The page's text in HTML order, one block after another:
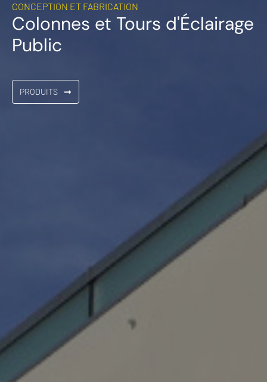
CONCEPTION ET FABRICATION
Colonnes et Tours d'Éclairage
Public
PRODUITS